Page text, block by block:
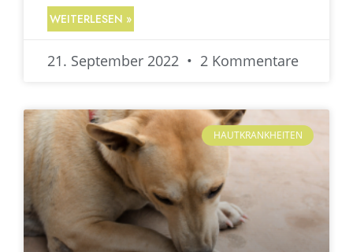
WEITERLESEN »
21. September 2022 2 Kommentare
HAUTKRANKHEITEN